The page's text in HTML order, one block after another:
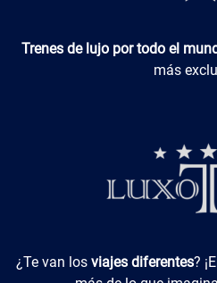
Luxotren
Trenes de lujo por todo el
más
Viajes Diferentes
¿Te van los viajes diferentes?